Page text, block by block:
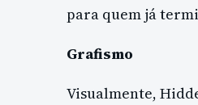
para quem já
Grafismo
Visualmente,